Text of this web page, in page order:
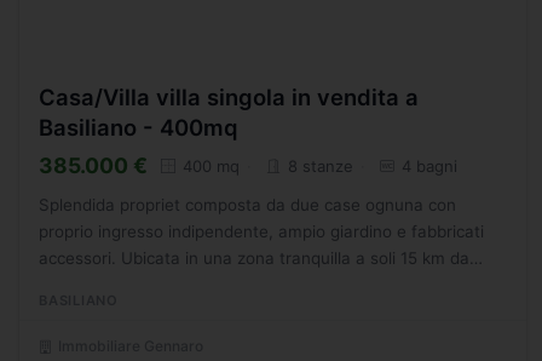
Casa/Villa villa singola in vendita a
Basiliano - 400mq
385.000 € 400 mq 8 stanze 4 bagni
Splendida propriet composta da due case ognuna con
proprio ingresso indipendente, ampio giardino e fabbricati
accessori. Ubicata in una zona tranquilla a soli 15 km da